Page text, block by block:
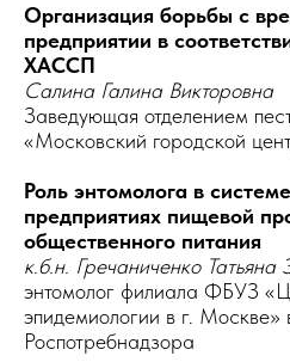
Организация борьбы с
предприятии в
ХАССП
Салина Галина Викторовна
Заведующая отделением
«Московский городской
Роль энтомолога в
предприятиях пищевой
общественного питания
к.б.н. Гречаниченко Татьяна
энтомолог филиала ФБУЗ
эпидемиологии в г.
Роспотребнадзора